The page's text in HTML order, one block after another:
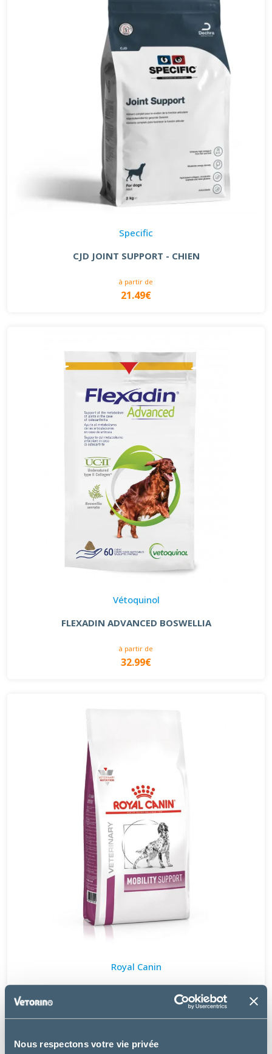
Nous respectons votre vie privée
Specific
CJD JOINT SUPPORT - CHIEN
à partir de
21.49€
Vétoquinol
FLEXADIN ADVANCED BOSWELLIA
à partir de
32.99€
Royal Canin
DOG MOBILITY SUPPORT